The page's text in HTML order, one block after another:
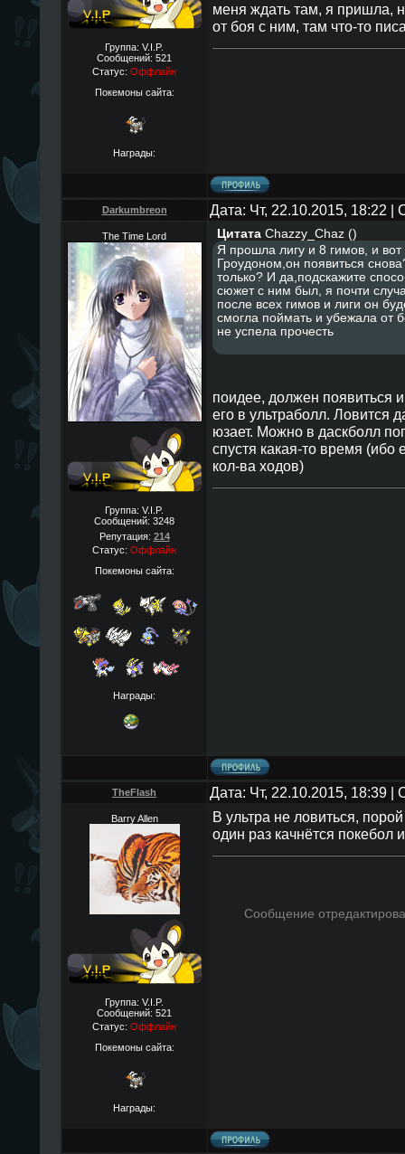
Группа: V.I.P.
Сообщений: 521
Статус: Оффлайн
Покемоны сайта:
Награды:
меня ждать там, я пришла,
от боя с ним, там что-то
Darkumbreon Дата: Чт, 22.10.2015, 18:22
The Time Lord
Группа: V.I.P.
Сообщений: 3248
Репутация: 214
Статус: Оффлайн
Покемоны сайта:
Награды:
Цитата Chazzy_Chaz()
Я прошла лигу и 8 гимов, и
Гроудоном,он появиться
только? И да,подскажите
сюжет с ним был, я почти
после всех гимов и лиги он
смогла поймать и убежала от
не успела прочесть
поидее, должен появиться
его в ультраболл. Ловится
юзает. Можно в даскболл
спустя какая-то время (ибо
кол-ва ходов)
TheFlаsh Дата: Чт, 22.10.2015, 18:39
Barry Allen
Группа: V.I.P.
Сообщений: 521
Статус: Оффлайн
Покемоны сайта:
Награды:
В ультра не ловиться,
один раз качнётся покебол
Сообщение